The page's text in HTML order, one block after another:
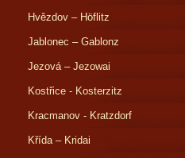
Hvězdov – Höflitz
Jablonec – Gablonz
Jezová – Jezowai
Kostřice - Kosterzitz
Kracmanov - Kratzdorf
Křída – Kridai